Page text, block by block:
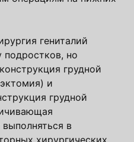
гениталий
подростков, но
грудной
и
грудной
в